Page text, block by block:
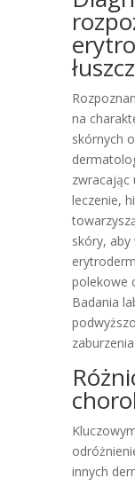
na
skórnych
zwracając
leczenie,
skóry, aby
polekowe
Badania
innych